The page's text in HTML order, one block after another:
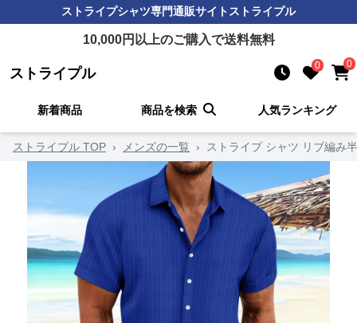
ストライプシャツ専門通販サイト ストライプル
10,000円以上のご購入で送料無料
ストライプル 0 0
新着商品 商品を検索 人気ランキング
ストライプル TOP › メンズの一覧 › ストライプ シャツ リブ編み